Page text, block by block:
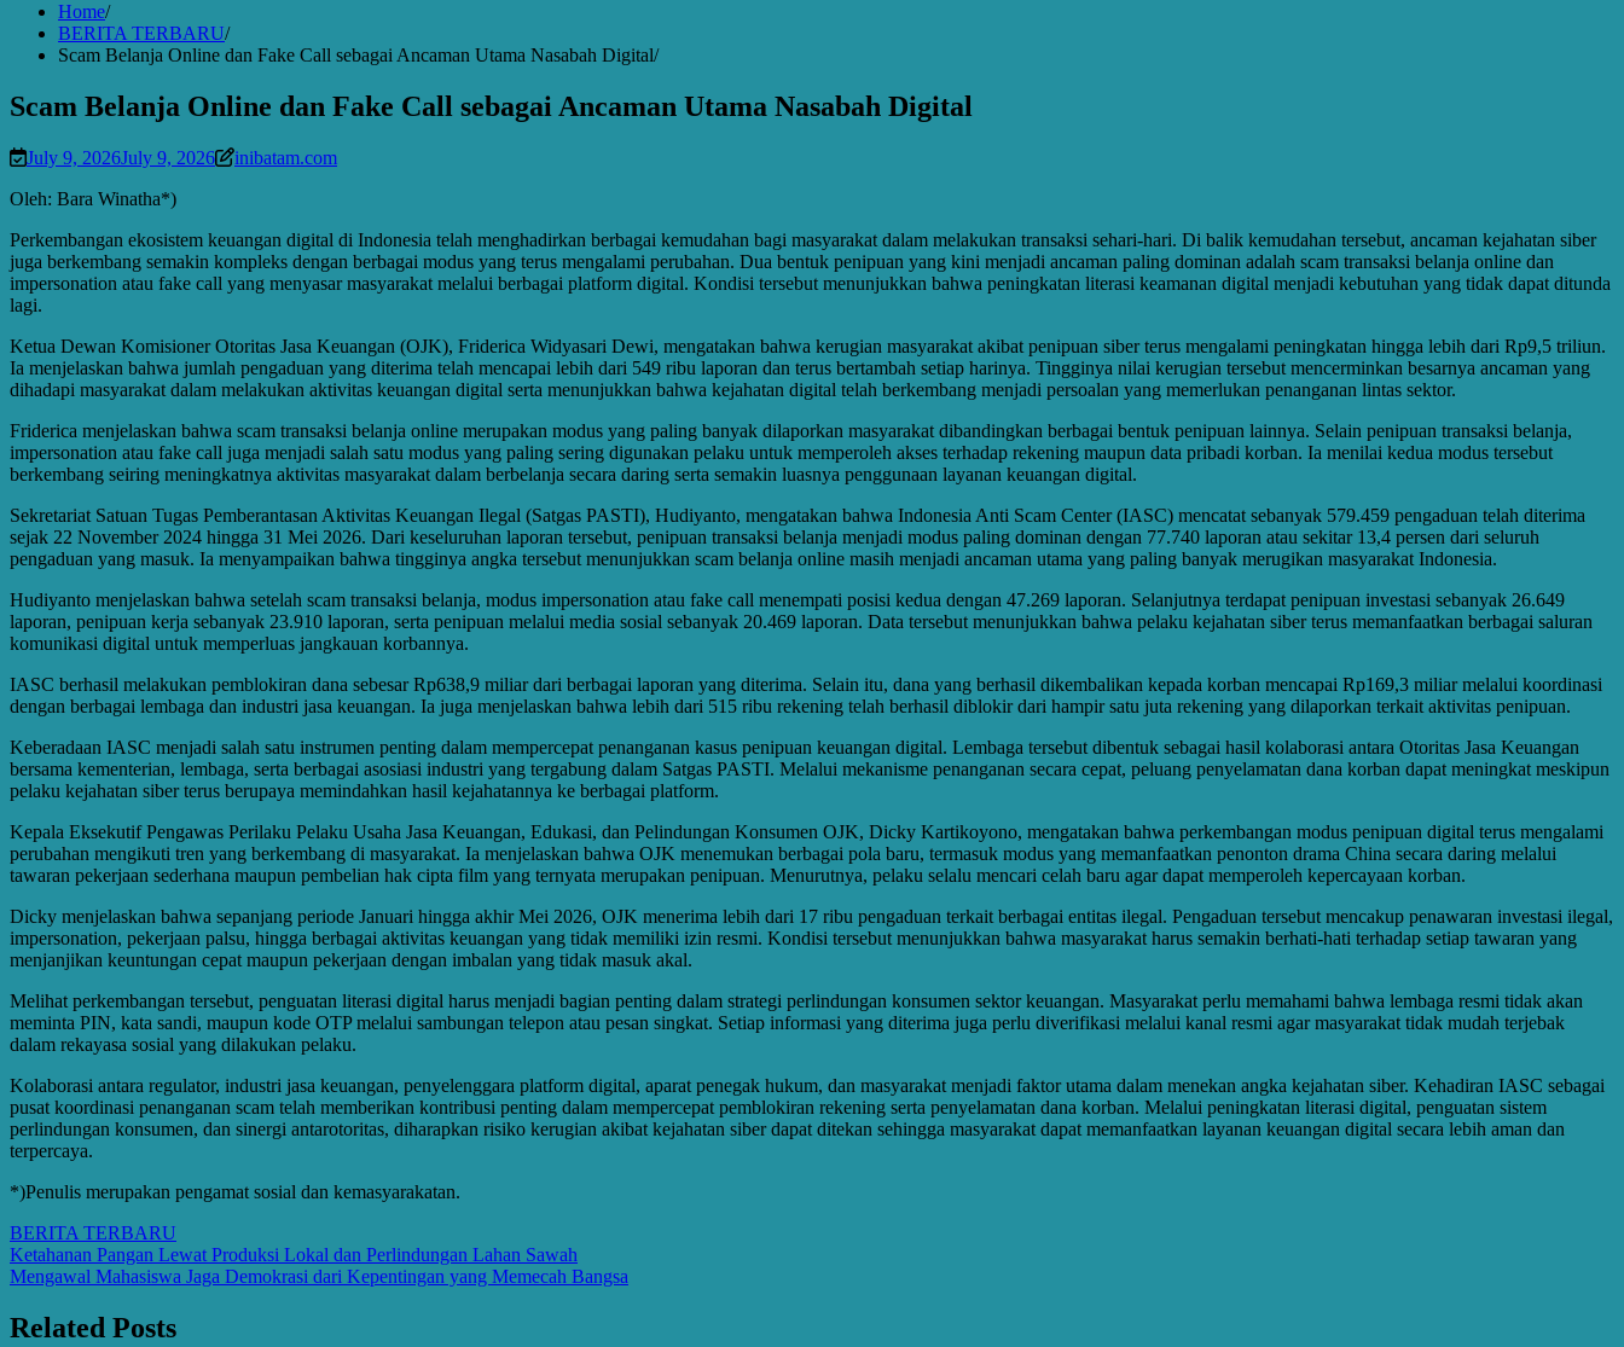
Home
BERITA TERBARU
Scam Belanja Online dan Fake Call sebagai Ancaman Utama Nasabah Digital
Scam Belanja Online dan Fake Call sebagai Ancaman Utama Nasabah Digital
July 9, 2026July 9, 2026
inibatam.com
Oleh: Bara Winatha*)
Perkembangan ekosistem keuangan digital di Indonesia telah menghadirkan berbagai kemudahan bagi masyarakat dalam melakukan transaksi sehari-hari. Di balik kemudahan tersebut, ancaman kejahatan siber
juga berkembang semakin kompleks dengan berbagai modus yang terus mengalami perubahan. Dua bentuk penipuan yang kini menjadi ancaman paling dominan adalah scam transaksi belanja online dan
impersonation atau fake call yang menyasar masyarakat melalui berbagai platform digital. Kondisi tersebut menunjukkan bahwa peningkatan literasi keamanan digital menjadi kebutuhan yang tidak dapat ditunda
lagi.
Ketua Dewan Komisioner Otoritas Jasa Keuangan (OJK), Friderica Widyasari Dewi, mengatakan bahwa kerugian masyarakat akibat penipuan siber terus mengalami peningkatan hingga lebih dari Rp9,5 triliun.
Ia menjelaskan bahwa jumlah pengaduan yang diterima telah mencapai lebih dari 549 ribu laporan dan terus bertambah setiap harinya. Tingginya nilai kerugian tersebut mencerminkan besarnya ancaman yang
dihadapi masyarakat dalam melakukan aktivitas keuangan digital serta menunjukkan bahwa kejahatan digital telah berkembang menjadi persoalan yang memerlukan penanganan lintas sektor.
Friderica menjelaskan bahwa scam transaksi belanja online merupakan modus yang paling banyak dilaporkan masyarakat dibandingkan berbagai bentuk penipuan lainnya. Selain penipuan transaksi belanja,
impersonation atau fake call juga menjadi salah satu modus yang paling sering digunakan pelaku untuk memperoleh akses terhadap rekening maupun data pribadi korban. Ia menilai kedua modus tersebut
berkembang seiring meningkatnya aktivitas masyarakat dalam berbelanja secara daring serta semakin luasnya penggunaan layanan keuangan digital.
Sekretariat Satuan Tugas Pemberantasan Aktivitas Keuangan Ilegal (Satgas PASTI), Hudiyanto, mengatakan bahwa Indonesia Anti Scam Center (IASC) mencatat sebanyak 579.459 pengaduan telah diterima
sejak 22 November 2024 hingga 31 Mei 2026. Dari keseluruhan laporan tersebut, penipuan transaksi belanja menjadi modus paling dominan dengan 77.740 laporan atau sekitar 13,4 persen dari seluruh
pengaduan yang masuk. Ia menyampaikan bahwa tingginya angka tersebut menunjukkan scam belanja online masih menjadi ancaman utama yang paling banyak merugikan masyarakat Indonesia.
Hudiyanto menjelaskan bahwa setelah scam transaksi belanja, modus impersonation atau fake call menempati posisi kedua dengan 47.269 laporan. Selanjutnya terdapat penipuan investasi sebanyak 26.649
laporan, penipuan kerja sebanyak 23.910 laporan, serta penipuan melalui media sosial sebanyak 20.469 laporan. Data tersebut menunjukkan bahwa pelaku kejahatan siber terus memanfaatkan berbagai saluran
komunikasi digital untuk memperluas jangkauan korbannya.
IASC berhasil melakukan pemblokiran dana sebesar Rp638,9 miliar dari berbagai laporan yang diterima. Selain itu, dana yang berhasil dikembalikan kepada korban mencapai Rp169,3 miliar melalui koordinasi
dengan berbagai lembaga dan industri jasa keuangan. Ia juga menjelaskan bahwa lebih dari 515 ribu rekening telah berhasil diblokir dari hampir satu juta rekening yang dilaporkan terkait aktivitas penipuan.
Keberadaan IASC menjadi salah satu instrumen penting dalam mempercepat penanganan kasus penipuan keuangan digital. Lembaga tersebut dibentuk sebagai hasil kolaborasi antara Otoritas Jasa Keuangan
bersama kementerian, lembaga, serta berbagai asosiasi industri yang tergabung dalam Satgas PASTI. Melalui mekanisme penanganan secara cepat, peluang penyelamatan dana korban dapat meningkat meskipun
pelaku kejahatan siber terus berupaya memindahkan hasil kejahatannya ke berbagai platform.
Kepala Eksekutif Pengawas Perilaku Pelaku Usaha Jasa Keuangan, Edukasi, dan Pelindungan Konsumen OJK, Dicky Kartikoyono, mengatakan bahwa perkembangan modus penipuan digital terus mengalami
perubahan mengikuti tren yang berkembang di masyarakat. Ia menjelaskan bahwa OJK menemukan berbagai pola baru, termasuk modus yang memanfaatkan penonton drama China secara daring melalui
tawaran pekerjaan sederhana maupun pembelian hak cipta film yang ternyata merupakan penipuan. Menurutnya, pelaku selalu mencari celah baru agar dapat memperoleh kepercayaan korban.
Dicky menjelaskan bahwa sepanjang periode Januari hingga akhir Mei 2026, OJK menerima lebih dari 17 ribu pengaduan terkait berbagai entitas ilegal. Pengaduan tersebut mencakup penawaran investasi ilegal,
impersonation, pekerjaan palsu, hingga berbagai aktivitas keuangan yang tidak memiliki izin resmi. Kondisi tersebut menunjukkan bahwa masyarakat harus semakin berhati-hati terhadap setiap tawaran yang
menjanjikan keuntungan cepat maupun pekerjaan dengan imbalan yang tidak masuk akal.
Melihat perkembangan tersebut, penguatan literasi digital harus menjadi bagian penting dalam strategi perlindungan konsumen sektor keuangan. Masyarakat perlu memahami bahwa lembaga resmi tidak akan
meminta PIN, kata sandi, maupun kode OTP melalui sambungan telepon atau pesan singkat. Setiap informasi yang diterima juga perlu diverifikasi melalui kanal resmi agar masyarakat tidak mudah terjebak
dalam rekayasa sosial yang dilakukan pelaku.
Kolaborasi antara regulator, industri jasa keuangan, penyelenggara platform digital, aparat penegak hukum, dan masyarakat menjadi faktor utama dalam menekan angka kejahatan siber. Kehadiran IASC sebagai
pusat koordinasi penanganan scam telah memberikan kontribusi penting dalam mempercepat pemblokiran rekening serta penyelamatan dana korban. Melalui peningkatan literasi digital, penguatan sistem
perlindungan konsumen, dan sinergi antarotoritas, diharapkan risiko kerugian akibat kejahatan siber dapat ditekan sehingga masyarakat dapat memanfaatkan layanan keuangan digital secara lebih aman dan
terpercaya.
*)Penulis merupakan pengamat sosial dan kemasyarakatan.
BERITA TERBARU
Post
navigation
Ketahanan Pangan Lewat Produksi Lokal dan Perlindungan Lahan Sawah
Mengawal Mahasiswa Jaga Demokrasi dari Kepentingan yang Memecah Bangsa
Related Posts